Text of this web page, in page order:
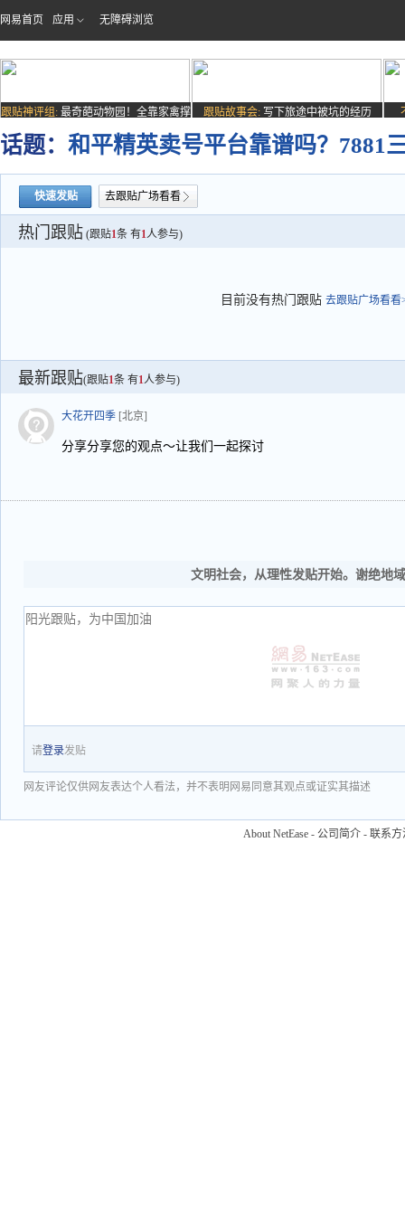
网易首页 应用 无障碍浏览
跟贴神评组: 最奇葩动物园！全靠家禽撑
场子
跟贴故事会: 写下旅途中被坑的经历
话题： 和平精英卖号平台靠谱吗？7881
快速发贴 去跟贴广场看看
热门跟贴 (跟贴1条 有1人参与)
目前没有热门跟贴 去跟贴广场看看
最新跟贴(跟贴1条 有1人参与)
大花开四季 [北京]
分享分享您的观点～让我们一起探讨
文明社会，从理性发贴开始。谢绝地
请登录发贴
网友评论仅供网友表达个人看法，并不表明网易同意其观点或证实其描述
About NetEase - 公司简介 - 联系方